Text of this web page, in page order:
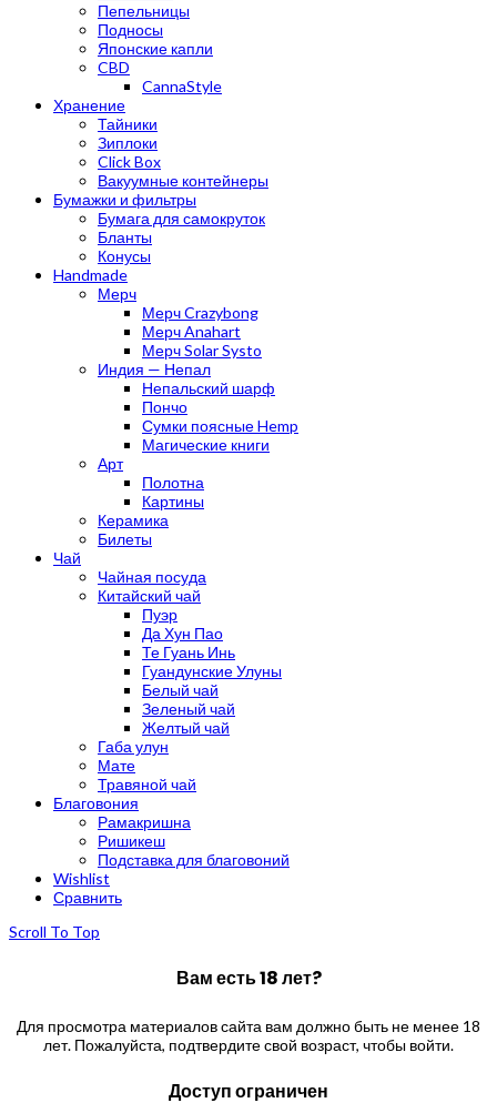
Пепельницы
Подносы
Японские капли
CBD
CannaStyle
Хранение
Тайники
Зиплоки
Click Box
Вакуумные контейнеры
Бумажки и фильтры
Бумага для самокруток
Бланты
Конусы
Handmade
Мерч
Мерч Crazybong
Мерч Anahart
Мерч Solar Systo
Индия — Непал
Непальский шарф
Пончо
Сумки поясные Hemp
Магические книги
Арт
Полотна
Картины
Керамика
Билеты
Чай
Чайная посуда
Китайский чай
Пуэр
Да Хун Пао
Те Гуань Инь
Гуандунские Улуны
Белый чай
Зеленый чай
Желтый чай
Габа улун
Мате
Травяной чай
Благовония
Рамакришна
Ришикеш
Подставка для благовоний
Wishlist
Сравнить
Scroll To Top
Вам есть 18 лет?
Для просмотра материалов сайта вам должно быть не менее 18
лет. Пожалуйста, подтвердите свой возраст, чтобы войти.
Доступ ограничен